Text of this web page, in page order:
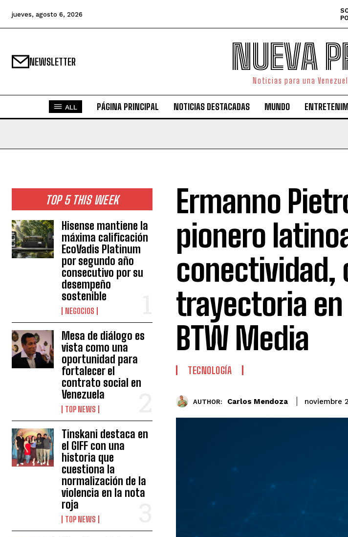
jueves, agosto 6, 2026
NEWSLETTER NUEVA
Noticias para una
ALL PÁGINA PRINCIPAL NOTICIAS DESTACADAS MUNDO
TOP 5 THIS WEEK
Hisense mantiene la
máxima calificación
EcoVadis Platinum
por segundo año
consecutivo por su
desempeño
sostenible
NEGOCIOS
Mesa de diálogo es
vista como una
oportunidad para
fortalecer el
contrato social en
Venezuela
TOP NEWS
Tinskani destaca en
el GIFF con una
historia que
cuestiona la
normalización de la
violencia en la nota
roja
TOP NEWS
Ermanno
pionero
conectividad,
trayectoria
BTW Media
TECNOLOGÍA
AUTHOR: Carlos Mendoza noviembre